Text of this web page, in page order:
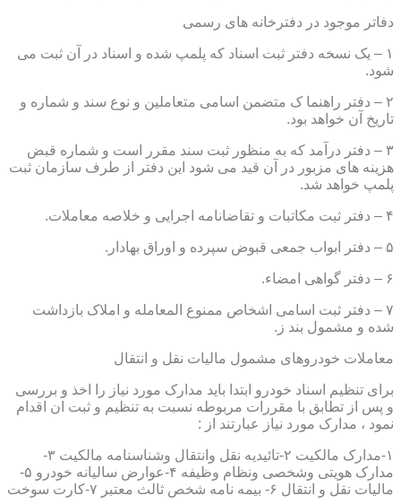
دفاتر موجود در دفترخانه های رسمی
۱ – یک نسخه دفتر ثبت اسناد که پلمپ شده و اسناد در آن ثبت می
شود.
۲ – دفتر راهنما ک متضمن اسامی متعاملین و نوع سند و شماره و
تاریخ آن خواهد بود.
۳ – دفتر درآمد که به منظور ثبت سند مقرر است و شماره قبض
هزینه های مزبور در آن قید می شود این دفتر از طرف سازمان ثبت
پلمپ خواهد شد.
۴ – دفتر ثبت مکاتبات و تقاضانامه اجرایی و خلاصه معاملات.
۵ – دفتر ابواب جمعی قبوض سپرده و اوراق بهادار.
۶ – دفتر گواهی امضاء.
۷ – دفتر ثبت اسامی اشخاص ممنوع المعامله و املاک بازداشت
شده و مشمول بند ز.
معاملات خودروهای مشمول مالیات نقل و انتقال
برای تنظیم اسناد خودرو ابتدا باید مدارک مورد نیاز را اخذ و بررسی
و پس از تطابق با مقررات مربوطه نسبت به تنظیم و ثبت ان اقدام
نمود ، مدارک مورد نیاز عبارتند از :
۱-مدارک مالکیت ۲-تائیدیه نقل وانتقال وشناسنامه مالکیت ۳-
مدارک هویتی وشخصی ونظام وظیفه ۴-عوارض سالیانه خودرو ۵-
مالیات نقل و انتقال ۶- بیمه نامه شخص ثالث معتبر ۷-کارت سوخت